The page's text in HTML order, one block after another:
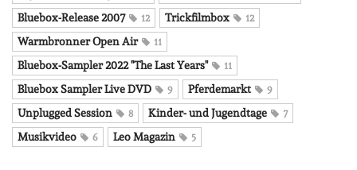
Bluebox-Release 2007 12 Trickfilmbox 12
Warmbronner Open Air 11
Bluebox-Sampler 2022 "The Last Years" 11
Bluebox Sampler Live DVD 9 Pferdemarkt 9
Unplugged Session 8 Kinder- und Jugendtage 7
Musikvideo 6 Leo Magazin 5